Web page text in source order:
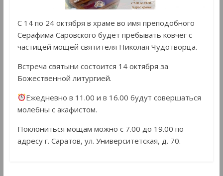
С 14 по 24 октября в храме во имя преподобного
Серафима Саровского будет пребывать ковчег с
частицей мощей святителя Николая Чудотворца.
Встреча святыни состоится 14 октября за
Божественной литургией.
Ежедневно в 11.00 и в 16.00 будут совершаться
молебны с акафистом.
Поклониться мощам можно с 7.00 до 19.00 по
адресу г. Саратов, ул. Университетская, д. 70.